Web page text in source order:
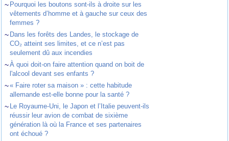
~ Pourquoi les boutons sont-ils à droite sur les
vêtements d’homme et à gauche sur ceux des
femmes ?
~ Dans les forêts des Landes, le stockage de
CO₂ atteint ses limites, et ce n’est pas
seulement dû aux incendies
~À quoi doit-on faire attention quand on boit de
l'alcool devant ses enfants ?
~« Faire roter sa maison » : cette habitude
allemande est-elle bonne pour la santé ?
~ Le Royaume-Uni, le Japon et l’Italie peuvent-ils
réussir leur avion de combat de sixième
génération là où la France et ses partenaires
ont échoué ?